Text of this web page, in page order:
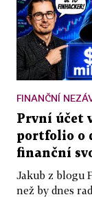
FINANČNÍ
První účet
portfolio o
finanční
Jakub z blogu
než by dnes